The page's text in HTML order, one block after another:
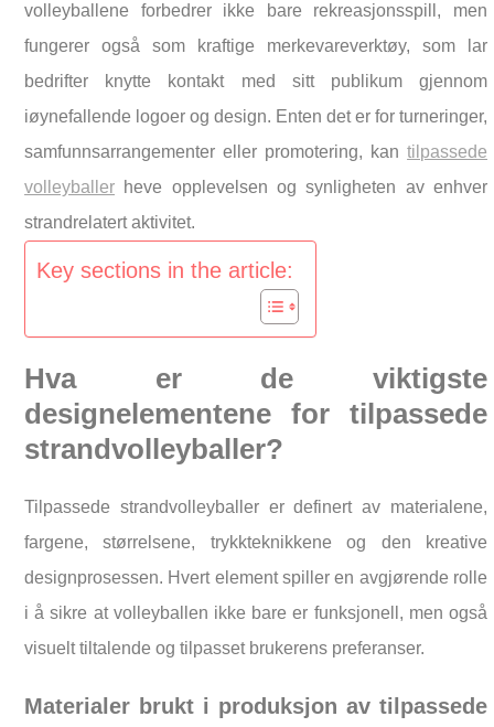
volleyballene forbedrer ikke bare rekreasjonsspill, men
fungerer også som kraftige merkevareverktøy, som lar
bedrifter knytte kontakt med sitt publikum gjennom
iøynefallende logoer og design. Enten det er for turneringer,
samfunnsarrangementer eller promotering, kantilpassede
volleyballer heve opplevelsen og synligheten av enhver
strandrelatert aktivitet.
Key sections in the article:
Hva er de viktigste
designelementene for tilpassede
strandvolleyballer?
Tilpassede strandvolleyballer er definert av materialene,
fargene, størrelsene, trykkteknikkene og den kreative
designprosessen. Hvert element spiller en avgjørende rolle
i å sikre at volleyballen ikke bare er funksjonell, men også
visuelt tiltalende og tilpasset brukerens preferanser.
Materialer brukt i produksjon av tilpassede